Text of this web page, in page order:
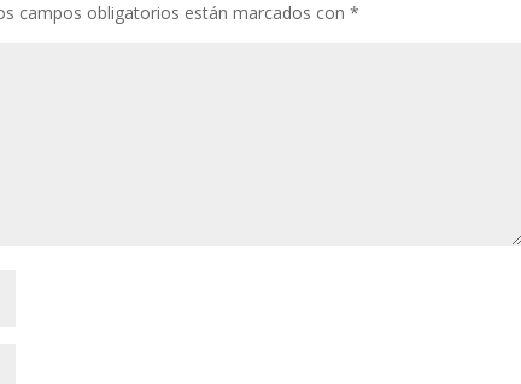
campos obligatorios están marcados con*